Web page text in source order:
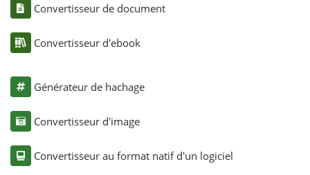
Convertisseur de document
Convertisseur d'ebook
Générateur de hachage
Convertisseur d'image
Convertisseur au format natif d'un logiciel